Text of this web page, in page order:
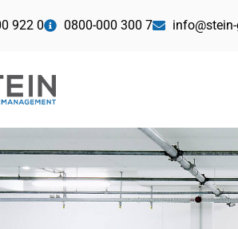
922 0 0800-000 300 7